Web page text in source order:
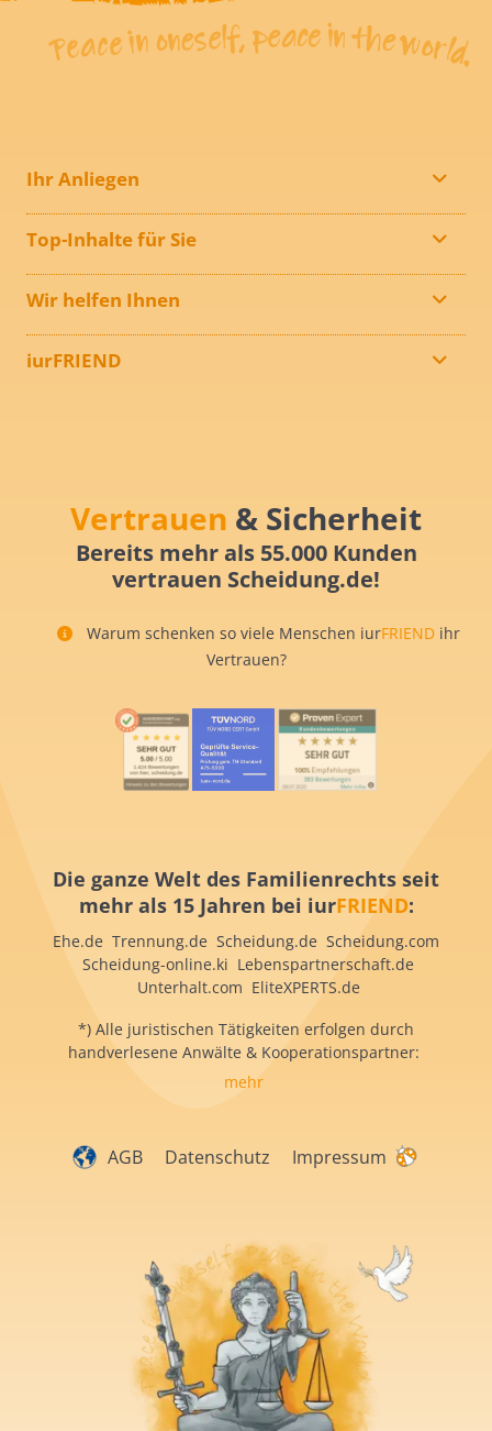
Ihr Anliegen
Top-Inhalte für Sie
Wir helfen Ihnen
iurFRIEND
Vertrauen & Sicherheit
Bereits mehr als 55.000 Kunden
vertrauen Scheidung.de!
Warum schenken so viele Menschen iurFRIEND ihr
Vertrauen?
Die ganze Welt des Familienrechts seit
mehr als 15 Jahren bei iurFRIEND:
Ehe.de Trennung.de Scheidung.de Scheidung.com
Scheidung-online.ki Lebenspartnerschaft.de
Unterhalt.com EliteXPERTS.de
*) Alle juristischen Tätigkeiten erfolgen durch
handverlesene Anwälte & Kooperationspartner:
mehr
AGB Datenschutz Impressum